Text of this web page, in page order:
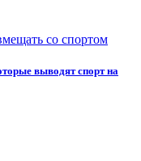
выводят спорт на